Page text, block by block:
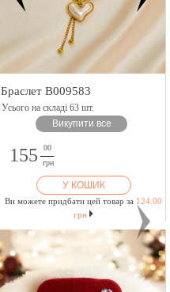
Браслет B009583
Усього на складі 63 шт.
Викупити все
155
00
грн
У КОШИК
Ви можете придбати цей товар за 124.00
грн